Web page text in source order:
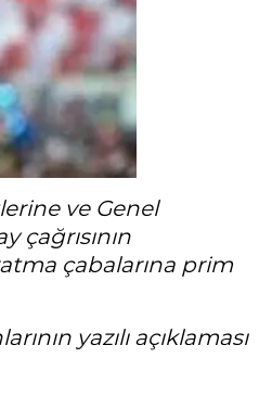
ve Genel
çağrısının
çabalarına prim
yazılı açıklaması